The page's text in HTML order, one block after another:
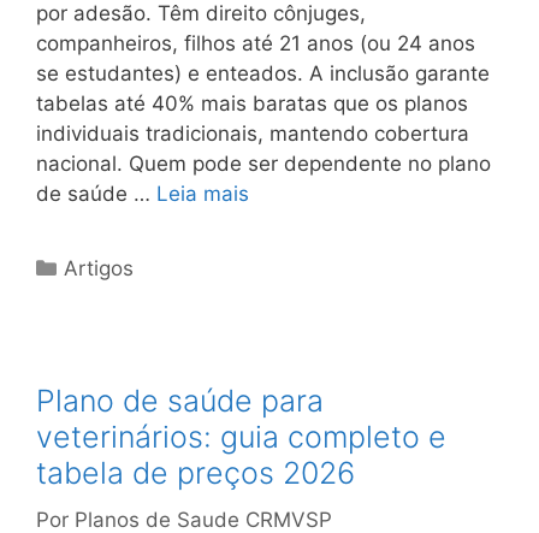
por adesão. Têm direito cônjuges,
companheiros, filhos até 21 anos (ou 24 anos
se estudantes) e enteados. A inclusão garante
tabelas até 40% mais baratas que os planos
individuais tradicionais, mantendo cobertura
nacional. Quem pode ser dependente no plano
de saúde … Leia mais
Artigos
Plano de saúde para
veterinários: guia completo e
tabela de preços 2026
Por Planos de Saude CRMVSP